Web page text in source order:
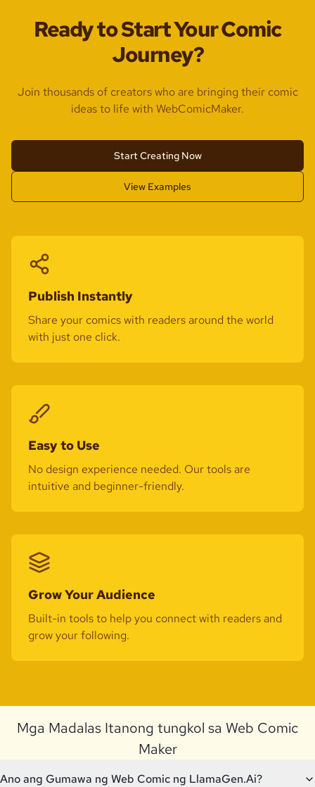
Ready to Start Your Comic
Journey?
Join thousands of creators who are bringing their comic
ideas to life with WebComicMaker.
Start Creating Now
View Examples
Publish Instantly
Share your comics with readers around the world
with just one click.
Easy to Use
No design experience needed. Our tools are
intuitive and beginner-friendly.
Grow Your Audience
Built-in tools to help you connect with readers and
grow your following.
Mga Madalas Itanong tungkol sa Web Comic
Maker
Ano ang Gumawa ng Web Comic ng LlamaGen.Ai?